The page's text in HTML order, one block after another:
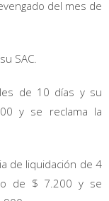
del mes de
SAC.
de 10 días y su
y se reclama la
de liquidación de 4
de $ 7.200 y se